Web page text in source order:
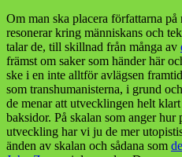
Om man ska placera författarna
resonerar kring människans och
talar de, till skillnad från många av
främst om saker som händer här
ske i en inte alltför avlägsen
som transhumanisterna, i grund
de menar att utvecklingen helt
baksidor. På skalan som anger
utveckling har vi ju de mer
änden av skalan och sådana som